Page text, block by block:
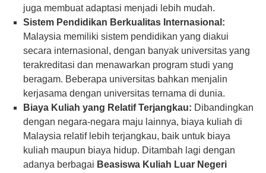
juga membuat adaptasi menjadi lebih mudah.
Sistem Pendidikan Berkualitas Internasional:
Malaysia memiliki sistem pendidikan yang diakui
secara internasional, dengan banyak universitas yang
terakreditasi dan menawarkan program studi yang
beragam. Beberapa universitas bahkan menjalin
kerjasama dengan universitas ternama di dunia.
Biaya Kuliah yang Relatif Terjangkau: Dibandingkan
dengan negara-negara maju lainnya, biaya kuliah di
Malaysia relatif lebih terjangkau, baik untuk biaya
kuliah maupun biaya hidup. Ditambah lagi dengan
adanya berbagai Beasiswa Kuliah Luar Negeri